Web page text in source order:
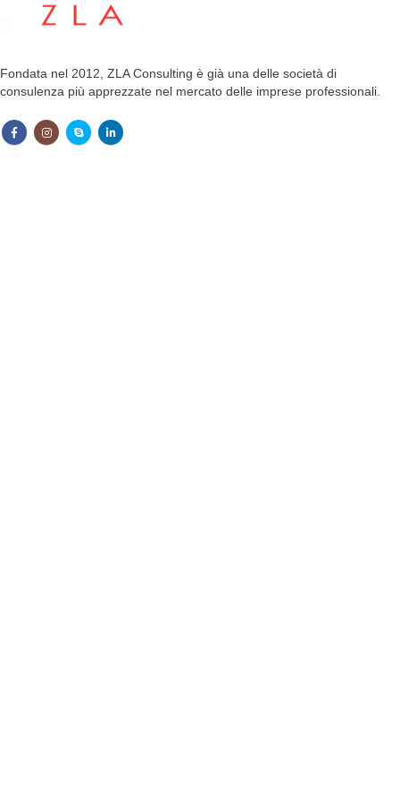
Fondata nel 2012, ZLA Consulting è già una delle società di
consulenza più apprezzate nel mercato delle imprese professionali.